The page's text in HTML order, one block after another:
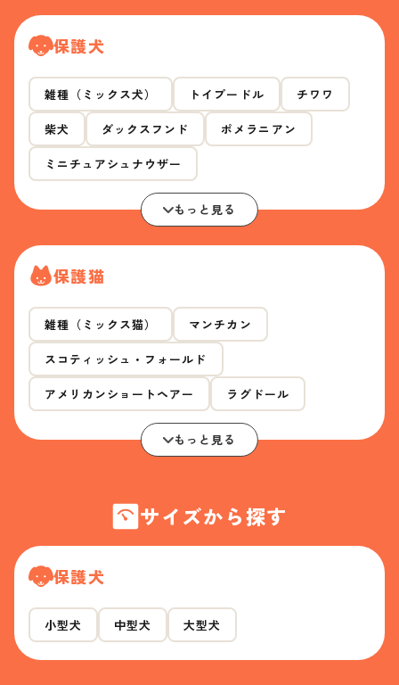
保護犬
雑種（ミックス犬） トイプードル チワワ
柴犬 ダックスフンド ポメラニアン
ミニチュアシュナウザー
もっと見る
保護猫
雑種（ミックス猫） マンチカン
スコティッシュ・フォールド
アメリカンショートヘアー ラグドール
もっと見る
サイズから探す
保護犬
小型犬 中型犬 大型犬